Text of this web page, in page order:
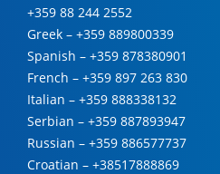
+359 88 244 2552
Greek – +359 889800339
Spanish – +359 878380901
French – +359 897 263 830
Italian – +359 888338132
Serbian – +359 887893947
Russian – +359 886577737
Croatian – +38517888869